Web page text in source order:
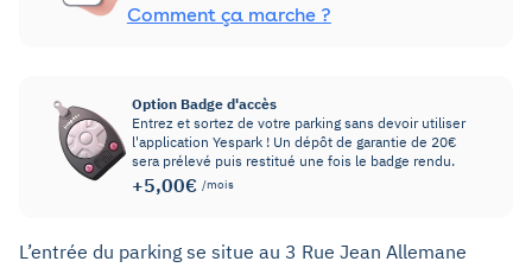
Comment ça marche ?
Option Badge d'accès
Entrez et sortez de votre parking sans devoir utiliser
l'application Yespark ! Un dépôt de garantie de 20€
sera prélevé puis restitué une fois le badge rendu.
+5,00€ /mois
L’entrée du parking se situe au 3 Rue Jean Allemane